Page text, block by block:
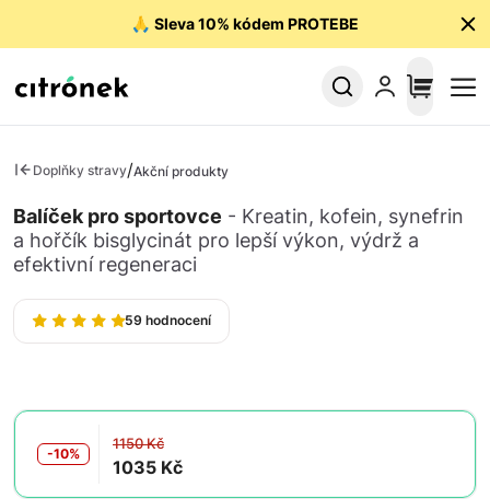
🙏 Sleva 10% kódem PROTEBE
Doplňky stravy/Akční produkty
Balíček pro sportovce - Kreatin, kofein, synefrin
a hořčík bisglycinát pro lepší výkon, výdrž a
efektivní regeneraci
59 hodnocení
-10%
1150 Kč
1035 Kč